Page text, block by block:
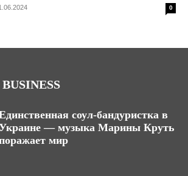
0
соул-бандуристка в
— музыка Марины Круть
мир